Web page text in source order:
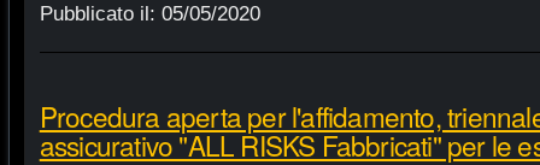
Pubblicato il: 05/05/2020
Procedura aperta per l'affidamento,
assicurativo "ALL RISKS Fabbricati" per le